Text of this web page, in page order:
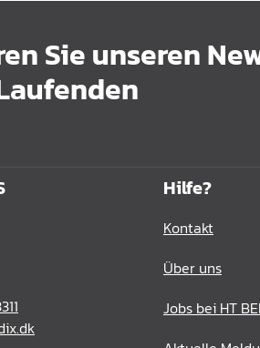
Sie unseren
Hilfe?
Kontakt
Über uns
Jobs bei HT